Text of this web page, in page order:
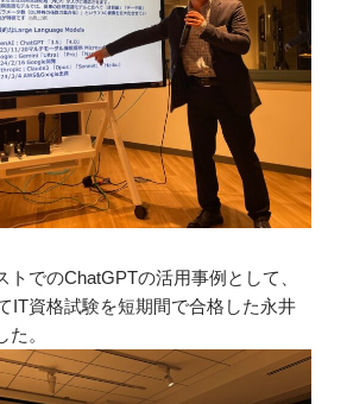
トでのChatGPTの活用事例として、
IT資格試験を短期間で合格した永井
。